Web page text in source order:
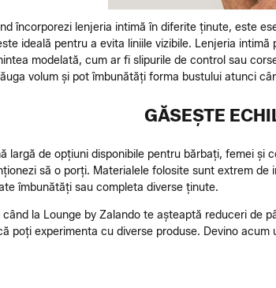
încorporezi lenjeria intimă în diferite ținute, este
ideală pentru a evita liniile vizibile. Lenjeria
modelată, cum ar fi slipurile de control sau
volum și pot îmbunătăți forma bustului atunci
GĂSEȘTE
largă de opțiuni disponibile pentru bărbați, femei
să o porți. Materialele folosite sunt extrem
îmbunătăți sau completa diverse ținute.
când la Lounge by Zalando te așteaptă reduceri de
poți experimenta cu diverse produse. Devino